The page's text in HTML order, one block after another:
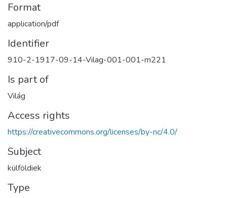
Format
application/pdf
Identifier
910-2-1917-09-14-Vilag-001-001-m221
Is part of
Világ
Access rights
https://creativecommons.org/licenses/by-nc/4.0/
Subject
külföldiek
Type